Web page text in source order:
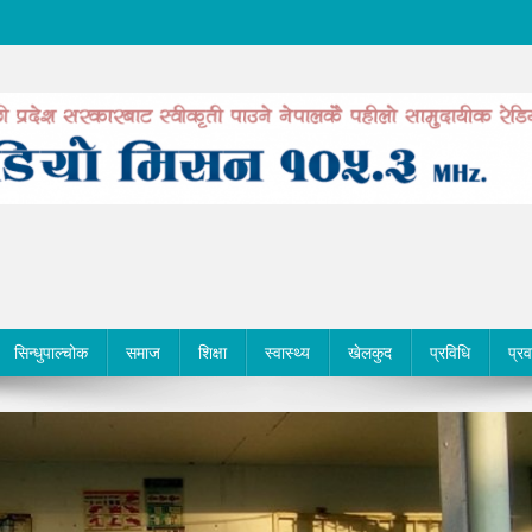
सिन्धुपाल्चोक समाज शिक्षा स्वास्थ्य खेलकुद प्रविधि